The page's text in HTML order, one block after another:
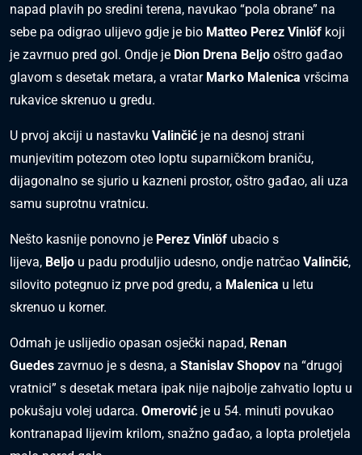
napad plavih po sredini terena, navukao “pola obrane” na
sebe pa odigrao ulijevo gdje je bio Matteo Perez Vinlöf koji
je zavrnuo pred gol. Ondje je Dion Drena Beljo oštro gađao
glavom s desetak metara, a vratar Marko Malenica vršcima
rukavice skrenuo u gredu.
U prvoj akciji u nastavku Valinčić je na desnoj strani
munjevitim potezom oteo loptu suparničkom braniču,
dijagonalno se sjurio u kazneni prostor, oštro gađao, ali uza
samu suprotnu vratnicu.
Nešto kasnije ponovno je Perez Vinlöf ubacio s
lijeva, Beljo u padu produljio udesno, ondje natrčao Valinčić,
silovito potegnuo iz prve pod gredu, a Malenica u letu
skrenuo u korner.
Odmah je uslijedio opasan osječki napad, Renan
Guedes zavrnuo je s desna, a Stanislav Shopov na “drugoj
vratnici” s desetak metara ipak nije najbolje zahvatio loptu u
pokušaju volej udarca. Omerović je u 54. minuti povukao
kontranapad lijevim krilom, snažno gađao, a lopta proletjela